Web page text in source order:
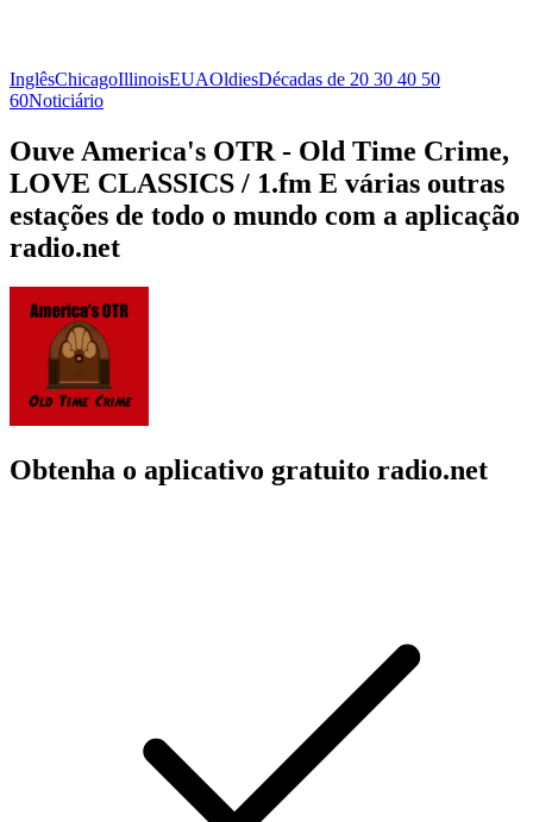
InglêsChicagoIllinoisEUAOldiesDécadas de 20 30 40 50
60Noticiário
Ouve America's OTR - Old Time Crime,
LOVE CLASSICS / 1.fm E várias outras
estações de todo o mundo com a aplicação
radio.net
Obtenha o aplicativo gratuito radio.net